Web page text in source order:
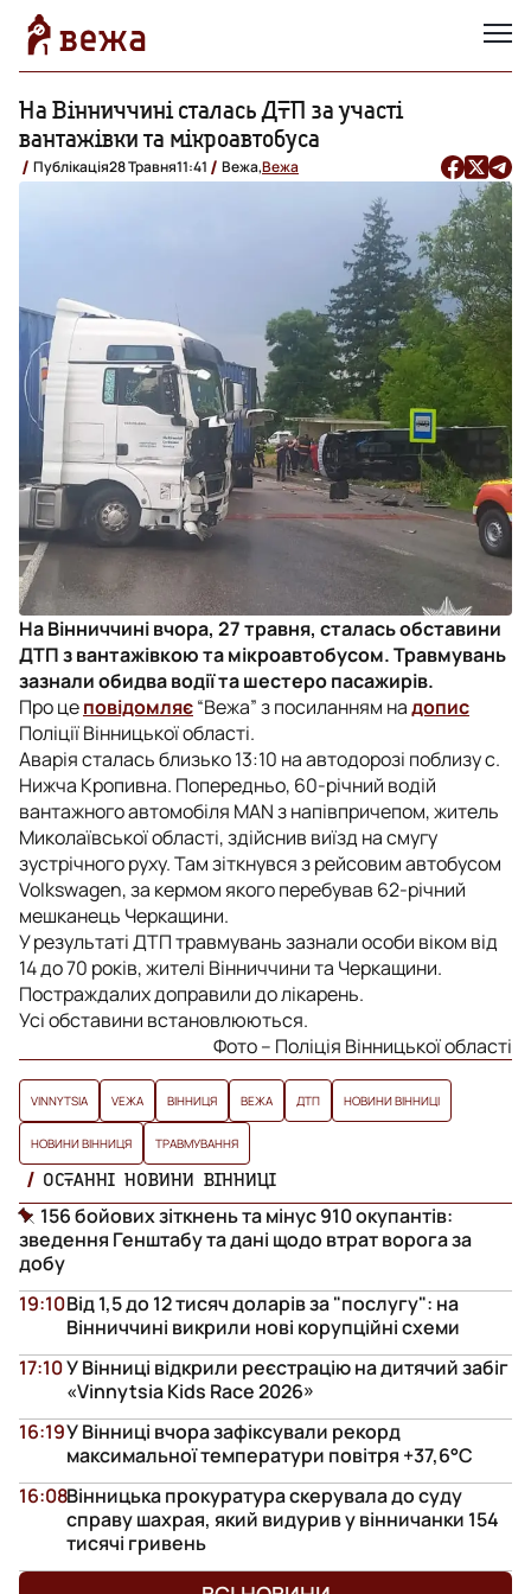
На Вінниччині сталась ДТП за участі
вантажівки та мікроавтобуса
Публікація28 Травня11:41 Вежа,Вежа
На Вінниччині вчора, 27 травня, сталась обставини
ДТП з вантажівкою та мікроавтобусом. Травмувань
зазнали обидва водії та шестеро пасажирів.
Про цеповідомляє“Вежа” з посиланням надопис
Поліції Вінницької області.
Аварія сталась близько 13:10 на автодорозі поблизу с.
Нижча Кропивна. Попередньо, 60-річний водій
вантажного автомобіля MAN з напівпричепом, житель
Миколаївської області, здійснив виїзд на смугу
зустрічного руху. Там зіткнувся з рейсовим автобусом
Volkswagen, за кермом якого перебував 62-річний
мешканець Черкащини.
У результаті ДТП травмувань зазнали особи віком від
14 до 70 років, жителі Вінниччини та Черкащини.
Постраждалих доправили до лікарень.
Усі обставини встановлюються.
Фото – Поліція Вінницької області
VINNYTSIA VЕЖА ВІННИЦЯ ВЕЖА ДТП НОВИНИ ВІННИЦІ
НОВИНИ ВІННИЦЯ ТРАВМУВАННЯ
ОСТАННІ НОВИНИ ВІННИЦІ
156 бойових зіткнень та мінус 910 окупантів:
зведення Генштабу та дані щодо втрат ворога за
добу
Від 1,5 до 12 тисяч доларів за "послугу": на
Вінниччині викрили нові корупційні схеми
19:10
У Вінниці відкрили реєстрацію на дитячий забіг
«Vinnytsia Kids Race 2026»
17:10
У Вінниці вчора зафіксували рекорд
максимальної температури повітря +37,6°С
16:19
Вінницька прокуратура скерувала до суду
справу шахрая, який видурив у вінничанки 154
тисячі гривень
16:08